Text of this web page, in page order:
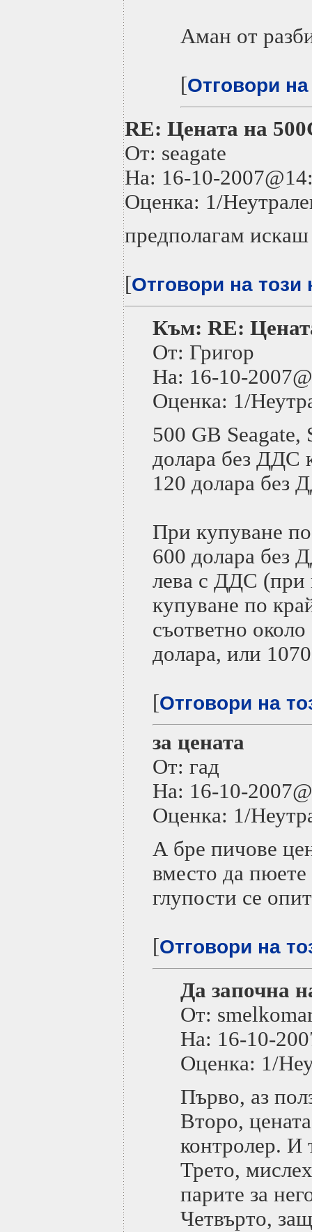
Аман от
[Отговори
RE: Цената на
От: seagate
На: 16-10-
Оценка: 1/
предполагам
[Отговори на този
Към: RE:
От: Григор
На: 16-10-
Оценка: 1/
500 GB
долара без ДДС
120 долара без
При купуване
600 долара без
лева с ДДС (при
купуване по
съответно
долара, или
[Отговори на
за цената
От: гад
На: 16-10-
Оценка: 1/
А бре пичове
вместо да
глупости се
[Отговори на
Да започна
От:
На: 16-10-
Оценка: 1/
Първо, аз
Второ,
контролер. И
Трето,
парите за
Четвърто,